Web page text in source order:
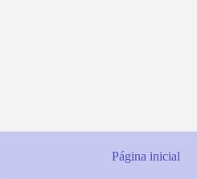
Página inicial